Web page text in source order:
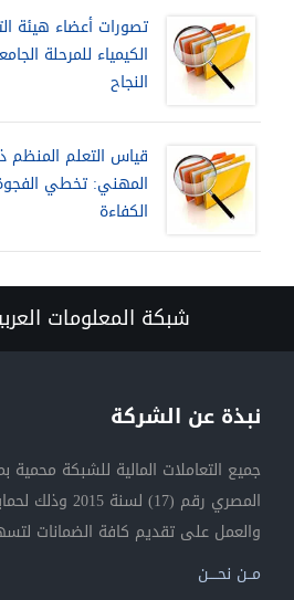
تصورات أعضاء هيئة
الكيمياء للمرحلة
النجاح
قياس التعلم المنظم
المهني: تخطي
الكفاءة
شبكة المعلومات
نبذة عن الشركة
جميع التعاملات المالية للشبكة محمية
المصري رقم (17)
والعمل على تقديم كافة الضمانات
مــن نحــــن